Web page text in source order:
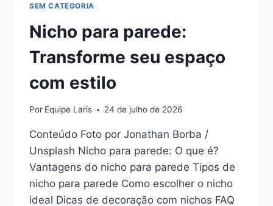
SEM CATEGORIA
Nicho para parede:
Transforme seu espaço
com estilo
Por Equipe Laris 24 de julho de 2026
Conteúdo Foto por Jonathan Borba /
Unsplash Nicho para parede: O que é?
Vantagens do nicho para parede Tipos de
nicho para parede Como escolher o nicho
ideal Dicas de decoração com nichos FAQ